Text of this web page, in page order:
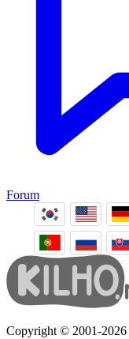
Forum
Copyright © 2001-2026